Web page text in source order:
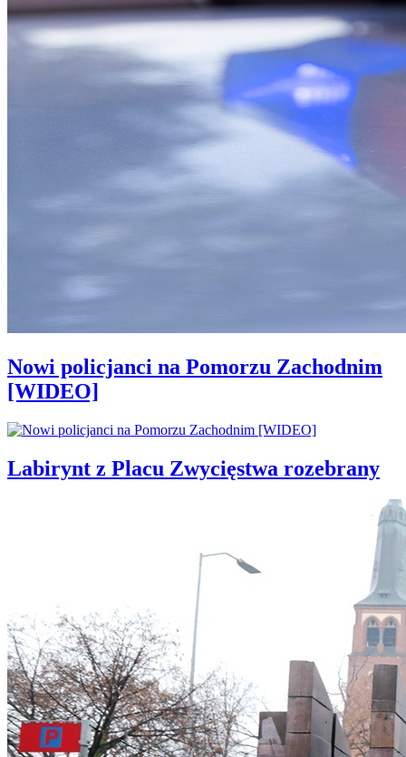
Nowi policjanci na Pomorzu Zachodnim
[WIDEO]
Labirynt z Placu Zwycięstwa rozebrany